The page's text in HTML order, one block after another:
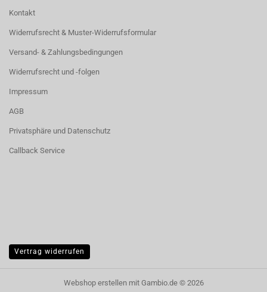
Kontakt
Widerrufsrecht & Muster-Widerrufsformular
Versand- & Zahlungsbedingungen
Widerrufsrecht und -folgen
Impressum
AGB
Privatsphäre und Datenschutz
Callback Service
Vertrag widerrufen
Webshop erstellenmit Gambio.de © 2026